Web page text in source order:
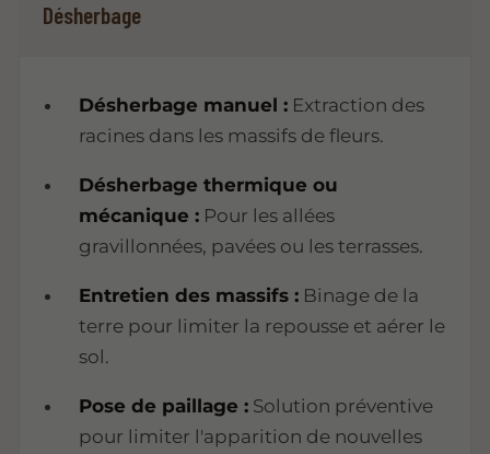
Désherbage
Désherbage manuel : Extraction des
racines dans les massifs de fleurs.
Désherbage thermique ou
mécanique : Pour les allées
gravillonnées, pavées ou les terrasses.
Entretien des massifs : Binage de la
terre pour limiter la repousse et aérer le
sol.
Pose de paillage : Solution préventive
pour limiter l'apparition de nouvelles